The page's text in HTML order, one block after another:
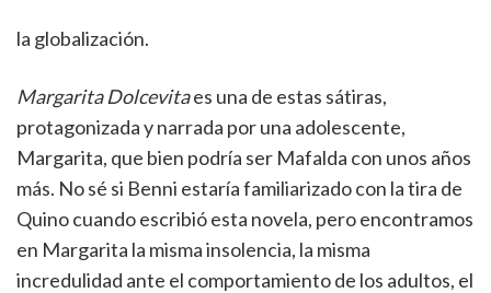
la globalización.
Margarita Dolcevitaes una de estas sátiras,
protagonizada y narrada por una adolescente,
Margarita, que bien podría ser Mafalda con unos años
más. No sé si Benni estaría familiarizado con la tira de
Quino cuando escribió esta novela, pero encontramos
en Margarita la misma insolencia, la misma
incredulidad ante el comportamiento de los adultos, el